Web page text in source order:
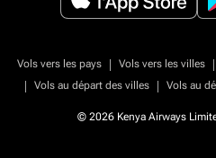
Vols vers les pays | Vols vers les villes |
|
Vols au départ des villes | Vols au
© 2026 Kenya Airways